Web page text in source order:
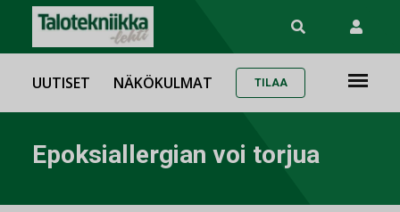
UUTISET NÄKÖKULMAT TILAA
Epoksiallergian voi torjua